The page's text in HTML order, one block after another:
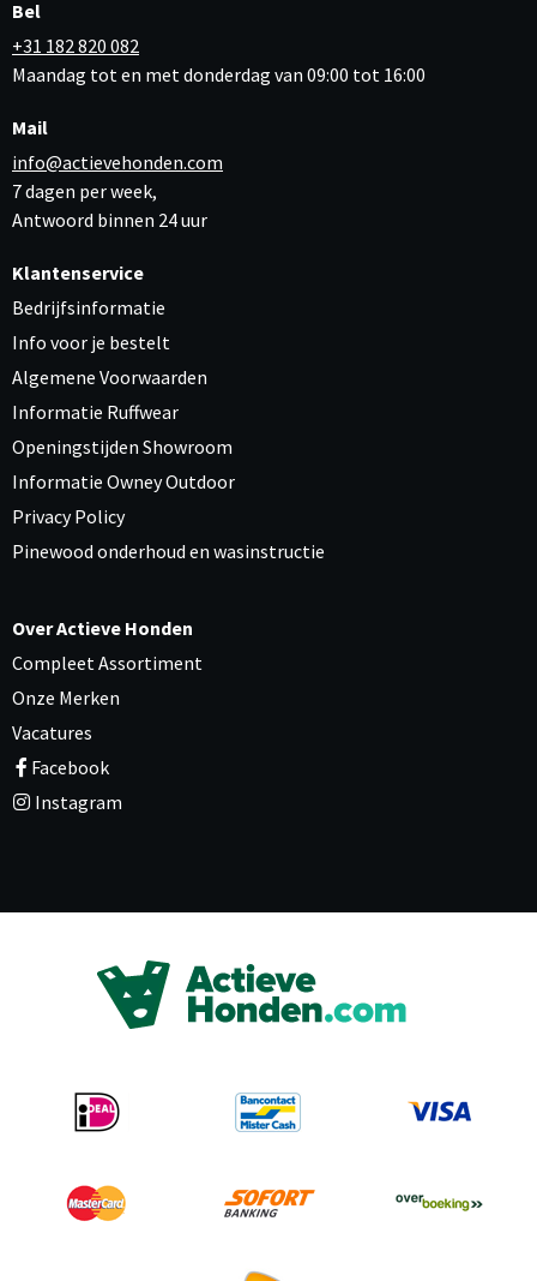
Bel
+31 182 820 082
Maandag tot en met donderdag van 09:00 tot 16:00
Mail
info@actievehonden.com
7 dagen per week,
Antwoord binnen 24 uur
Klantenservice
Bedrijfsinformatie
Info voor je bestelt
Algemene Voorwaarden
Informatie Ruffwear
Openingstijden Showroom
Informatie Owney Outdoor
Privacy Policy
Pinewood onderhoud en wasinstructie
Over Actieve Honden
Compleet Assortiment
Onze Merken
Vacatures
Facebook
Instagram